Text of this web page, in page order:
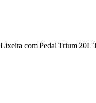
Lixeira com Pedal Trium 20L